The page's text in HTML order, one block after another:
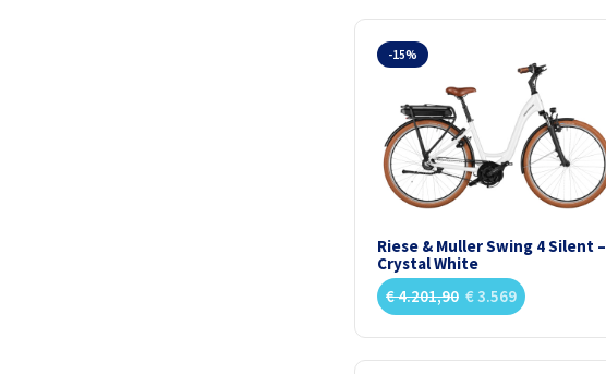
-15%
Riese & Muller Swing 4 Silent –
Crystal White
€4.201,90 €3.569